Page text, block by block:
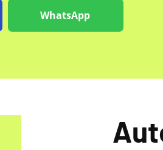
WhatsApp